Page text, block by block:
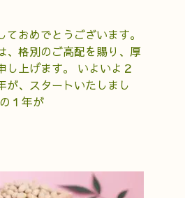
ておめでとうございます。
、格別のご高配を賜り、厚
し上げます。 いよいよ２
が、スタートいたしまし
１年が